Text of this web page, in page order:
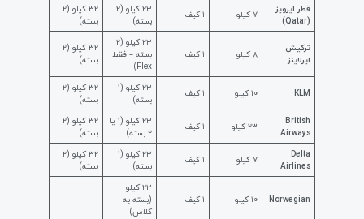
قطر ایرویز
(Qatar)
۷ کیلو ۱ کیف
۲۳ کیلو (۲
بسته)
۳۲ کیلو (۲
بسته)
ترکیش
ایرلاینز
۸ کیلو ۱ کیف
۲۳ کیلو (۲
بسته – فقط
Flex)
۳۲ کیلو (۲
بسته)
KLM ۱۰ کیلو ۱ کیف
۲۳ کیلو (۱
بسته)
۳۲ کیلو (۲
بسته)
British
Airways
۲۳ کیلو ۱ کیف
۲۳ کیلو (۱ یا
۲ بسته)
۳۲ کیلو (۲
بسته)
Delta
Airlines
۷ کیلو ۱ کیف
۲۳ کیلو (۱
بسته)
۳۲ کیلو (۲
بسته)
Norwegian ۱۰ کیلو ۱ کیف
۲۳ کیلو
(بسته به
کلاس)
–